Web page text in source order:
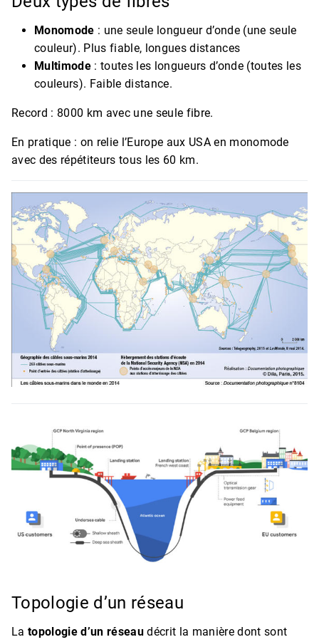
Monomode : une seule longueur d’onde (une seule
couleur). Plus fiable, longues distances
Multimode: toutes les longueurs d’onde (toutes les
couleurs). Faible distance.
Record : 8000 km avec une seule fibre.
En pratique : on relie l’Europe aux USA en monomode
avec des répétiteurs tous les 60 km.
Topologie d’un réseau
La topologie d’un réseaudécrit la manière dont sont